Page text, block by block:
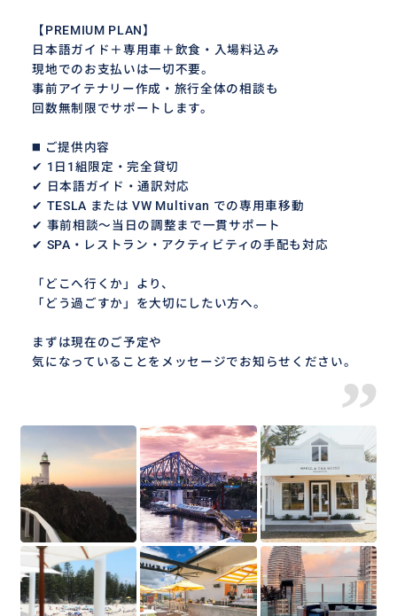
【PREMIUM PLAN】
日本語ガイド＋専用車＋飲食・入場料込み
現地でのお支払いは一切不要。
事前アイテナリー作成・旅行全体の相談も
回数無制限でサポートします。
◼️ ご提供内容
✔ 1日1組限定・完全貸切
✔ 日本語ガイド・通訳対応
✔ TESLA または VW Multivan での専用車移動
✔ 事前相談〜当日の調整まで一貫サポート
✔ SPA・レストラン・アクティビティの手配も対応
「どこへ行くか」より、
「どう過ごすか」を大切にしたい方へ。
まずは現在のご予定や
気になっていることをメッセージでお知らせください。
”